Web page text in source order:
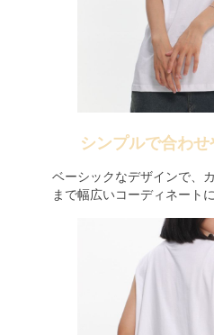
シンプルで合わ
ベーシックなデザインで、
まで幅広いコーディネート